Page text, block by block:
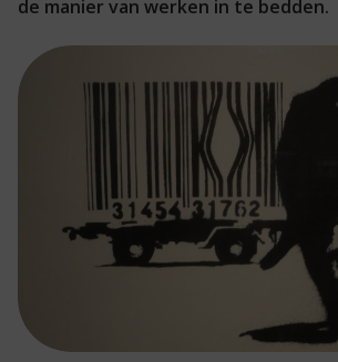
de manier van werken in te bedden.